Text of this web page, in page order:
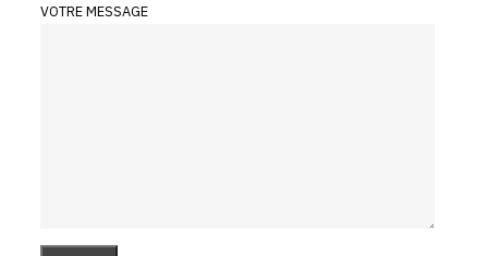
VOTRE MESSAGE